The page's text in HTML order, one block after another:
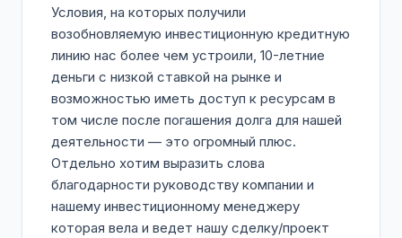
Условия, на которых получили
возобновляемую инвестиционную кредитную
линию нас более чем устроили, 10-летние
деньги с низкой ставкой на рынке и
возможностью иметь доступ к ресурсам в
том числе после погашения долга для нашей
деятельности — это огромный плюс.
Отдельно хотим выразить слова
благодарности руководству компании и
нашему инвестиционному менеджеру
которая вела и ведет нашу сделку/проект